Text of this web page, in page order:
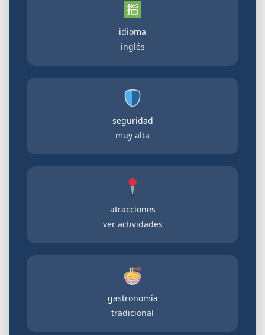
idioma
inglés
seguridad
muy alta
atracciones
ver actividades
gastronomía
tradicional